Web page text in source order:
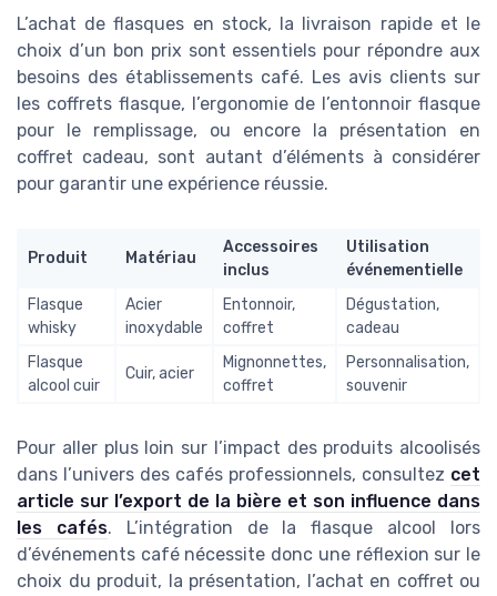
L’achat de flasques en stock, la livraison rapide et le
choix d’un bon prix sont essentiels pour répondre aux
besoins des établissements café. Les avis clients sur
les coffrets flasque, l’ergonomie de l’entonnoir flasque
pour le remplissage, ou encore la présentation en
coffret cadeau, sont autant d’éléments à considérer
pour garantir une expérience réussie.
Produit Matériau
Accessoires
inclus
Utilisation
événementielle
Flasque
whisky
Acier
inoxydable
Entonnoir,
coffret
Dégustation,
cadeau
Flasque
alcool cuir
Cuir, acier
Mignonnettes,
coffret
Personnalisation,
souvenir
Pour aller plus loin sur l’impact des produits alcoolisés
dans l’univers des cafés professionnels, consultez cet
article sur l’export de la bière et son influence dans
les cafés. L’intégration de la flasque alcool lors
d’événements café nécessite donc une réflexion sur le
choix du produit, la présentation, l’achat en coffret ou